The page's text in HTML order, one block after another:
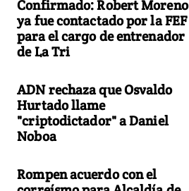
Confirmado: Robert Moreno
ya fue contactado por la FEF
para el cargo de entrenador
de La Tri
ADN rechaza que Osvaldo
Hurtado llame
"criptodictador" a Daniel
Noboa
Rompen acuerdo con el